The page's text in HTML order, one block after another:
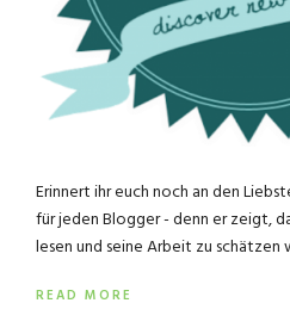
Erinnert ihr euch noch an den
für jeden Blogger - denn er zeigt,
lesen und seine Arbeit zu schätzen
READ MORE